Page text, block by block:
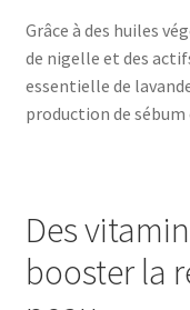
Grâce à des huiles
de nigelle et des
essentielle de
production de
Des
booster la